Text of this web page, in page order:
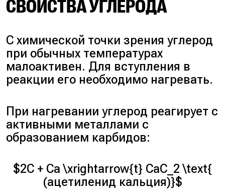
СВОЙСТВА УГЛЕРОДА
С химической точки зрения углерод
при обычных температурах
малоактивен. Для вступления в
реакции его необходимо нагревать.
При нагревании углерод реагирует с
активными металлами с
образованием карбидов:
$2C + Ca \xrightarrow{t} CaC_2 \text{
(ацетиленид кальция)}$